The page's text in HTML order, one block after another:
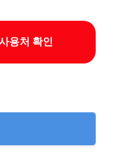
용처 확인